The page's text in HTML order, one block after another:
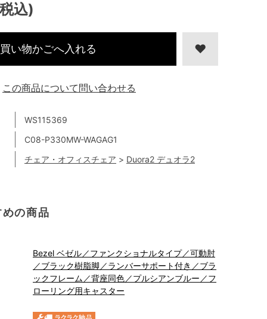
込)
WS115369
C08-P330MW-WAGAG1
チェア・オフィスチェア > Duora2 デュオラ2
買い物かごへ入れる
の商品
Bezel ベゼル／ファンクショナルタイプ／可動肘
／ブラック樹脂脚／ランバーサポート付き／ブラ
ックフレーム／背座同色／プルシアンブルー／フ
ローリング用キャスター
この商品について問い合わせる